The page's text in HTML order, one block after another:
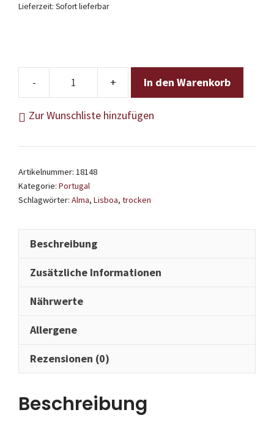
Lieferzeit: Sofort lieferbar
Alma
Lisboa
In den Warenkorb
Zur Wunschliste hinzufügen
Artikelnummer: 18148
Kategorie: Portugal
Schlagwörter: Alma, Lisboa, trocken
Beschreibung
Zusätzliche Informationen
Nährwerte
Allergene
Rezensionen (0)
Beschreibung